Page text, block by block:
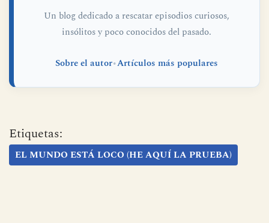
Este artículo ha sido escrito porFernando
Muñiz, editor deEl Café de la Historia
insólitos y poco conocidos del pasado.